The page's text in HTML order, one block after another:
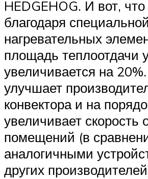
HEDGEHOG. И вот, что
благодаря
нагревательных
площадь теплоотдачи
увеличивается на
улучшает
конвектора и на
увеличивает скорость
помещений (в
аналогичными
других